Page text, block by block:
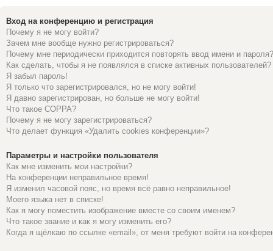
Вход на конференцию и регистрация
Почему я не могу войти?
Зачем мне вообще нужно регистрироваться?
Почему мне периодически приходится повторять ввод имени и пароля?
Как сделать, чтобы я не появлялся в списке активных пользователей?
Я забыл пароль!
Я только что зарегистрировался, но не могу войти!
Я давно зарегистрирован, но больше не могу войти!
Что такое COPPA?
Почему я не могу зарегистрироваться?
Что делает функция «Удалить cookies конференции»?
Параметры и настройки пользователя
Как мне изменить мои настройки?
На конференции неправильное время!
Я изменил часовой пояс, но время всё равно неправильное!
Моего языка нет в списке!
Как я могу поместить изображение вместе со своим именем?
Что такое звание и как я могу изменить его?
Когда я щёлкаю по ссылке «email», от меня требуют войти на